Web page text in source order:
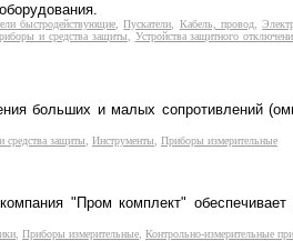
быстродействующие,Пускатели Кабель, провод,
и средства защиты Устройства защитного
больших и малых сопротивлений
средства защиты, Инструменты, Приборы измерительные
"Пром комплект" обеспечивает
Приборы измерительные Контрольно-измерительные